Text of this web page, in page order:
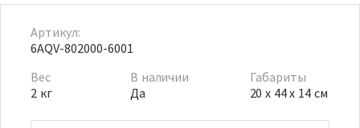
Артикул:
6AQV-802000-6001
Вес
2 кг
В наличии
Да
Габариты
20 x 44 x 14 см